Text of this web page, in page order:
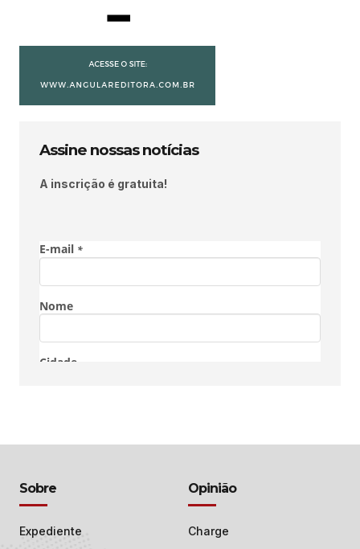
Assine nossas notícias
A inscrição é gratuita!
Sobre
Expediente
Opinião
Charge